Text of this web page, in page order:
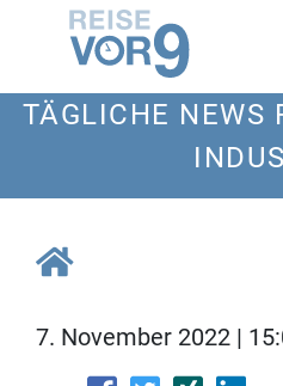
TÄGLICHE NEWS
7. November 2022 |